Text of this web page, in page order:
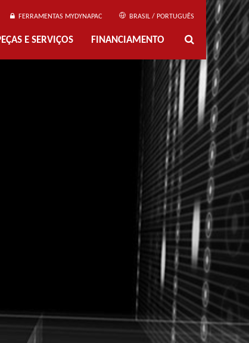
FERRAMENTAS MYDYNAPAC BRASIL / PORTUGUÊS
E SERVIÇOS FINANCIAMENTO